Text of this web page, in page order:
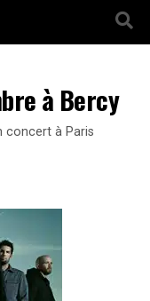
à Bercy
concert à Paris